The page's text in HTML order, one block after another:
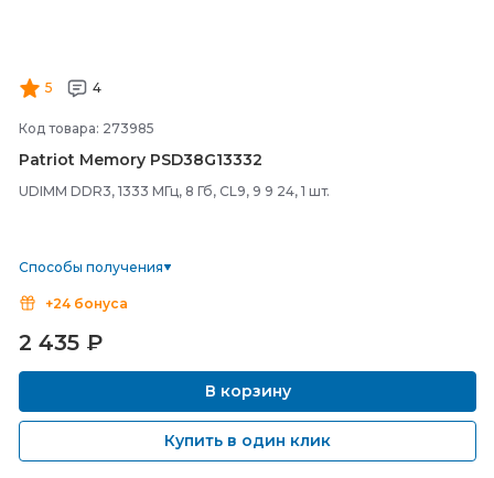
5 4
Код товара: 273985
Patriot Memory PSD38G13332
UDIMM DDR3, 1333 МГц, 8 Гб, CL9, 9 9 24, 1 шт.
Способы получения
+24 бонуса
2 435 ₽
В корзину
Купить в один клик